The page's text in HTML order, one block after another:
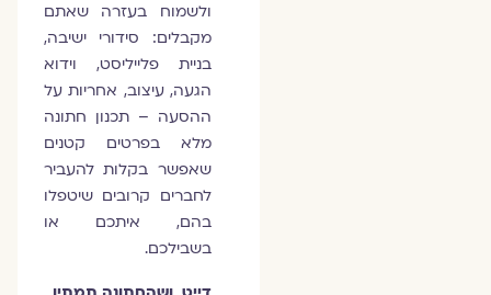
ולשמוח בעזרה שאתם
מקבלים: סידורי ישיבה,
בניית פלייליסט, וידוא
הגעה, עיצוב, אחריות על
ההסעה – תכנון חתונה
מלא בפרטים קטנים
שאפשר בקלות להעביר
לחברים קרובים שיטפלו
בהם, איתכם או
בשבילכם.